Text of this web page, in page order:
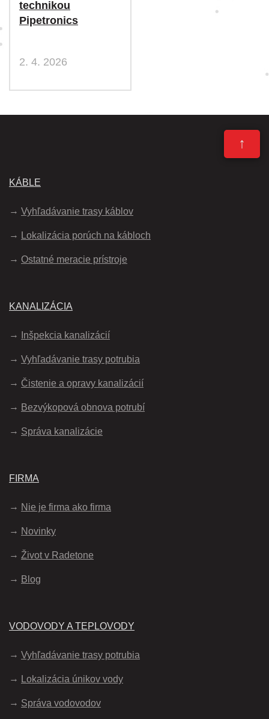
technikou
Pipetronics
2. 4. 2026
↑
KÁBLE
Vyhľadávanie trasy káblov
Lokalizácia porúch na kábloch
Ostatné meracie prístroje
KANALIZÁCIA
Inšpekcia kanalizácií
Vyhľadávanie trasy potrubia
Čistenie a opravy kanalizácií
Bezvýkopová obnova potrubí
Správa kanalizácie
FIRMA
Nie je firma ako firma
Novinky
Život v Radetone
Blog
VODOVODY A TEPLOVODY
Vyhľadávanie trasy potrubia
Lokalizácia únikov vody
Správa vodovodov